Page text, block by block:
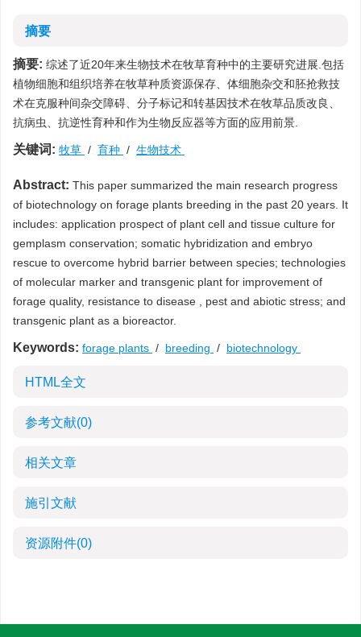
摘要
摘要: 综述了近20年来生物技术在牧草育种中的主要研究进展.包括
植物细胞和组织培养在牧草种质资源保存、体细胞杂交和胚抢救技
术在克服种间杂交障碍、分子标记和转基因技术在牧草品质改良、
抗病虫、抗逆性育种和作为生物反应器等方面的应用前景.
关键词: 牧草 / 育种 / 生物技术
Abstract: This paper summarized the main research progress
of biotechnology on forage plants breeding in the past 20 years. It
includes: application prospect of plant cell and tissue culture for
gemplasm conservation; somatic hybridization and embryo
rescue to overcome hybrid barrier between species; technologies
of molecular marker and transgenic plant for improvement of
forage quality, resistance to disease , pest and abiotic stress; and
transgenic plant as a bioreactor.
Keywords: forage plants / breeding / biotechnology
HTML全文
参考文献(0)
相关文章
施引文献
资源附件(0)